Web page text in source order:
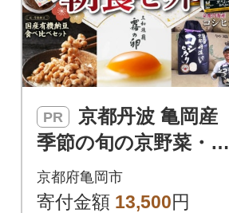
PR
季節の旬の京野菜・こ
しひかり・卵・納豆
など お楽しみ 詰め合
京都府亀岡市
寄付金額 13,500円